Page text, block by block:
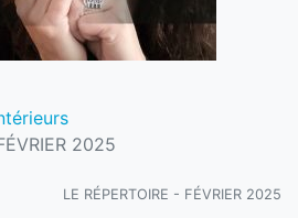
2025
LE RÉPERTOIRE - FÉVRIER 2025